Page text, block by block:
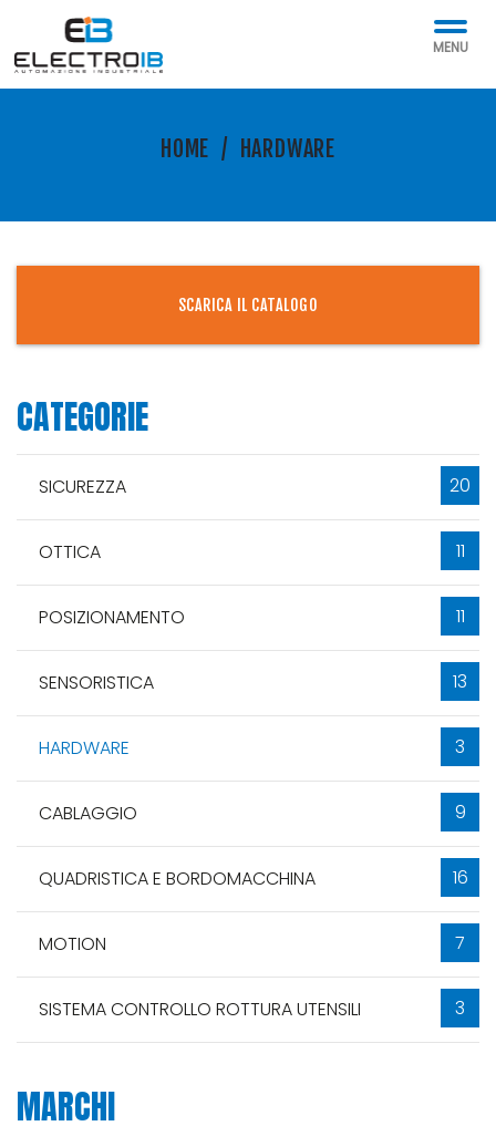
MENU
HOME / HARDWARE
SCARICA IL CATALOGO
CATEGORIE
SICUREZZA 20
OTTICA 11
POSIZIONAMENTO 11
SENSORISTICA 13
HARDWARE 3
CABLAGGIO 9
QUADRISTICA E BORDOMACCHINA 16
MOTION 7
SISTEMA CONTROLLO ROTTURA UTENSILI 3
MARCHI